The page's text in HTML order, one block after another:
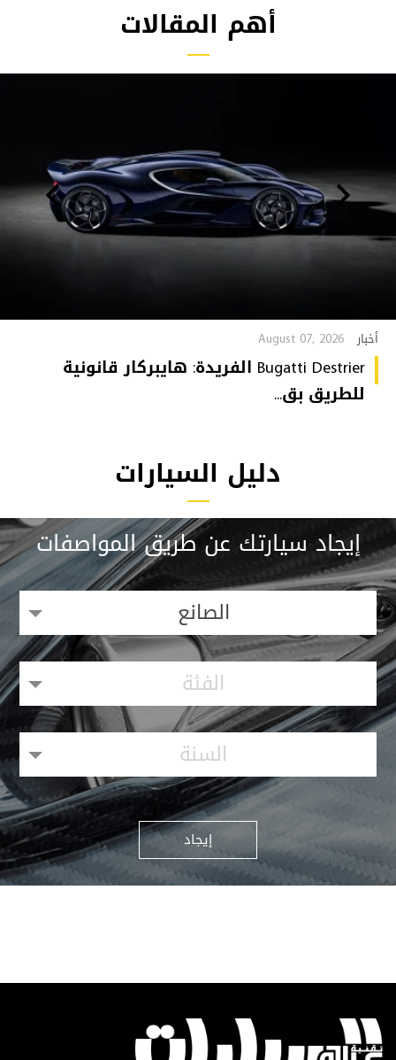
أهم المقالات
أخبار August 07, 2026
Bugatti Destrier الفريدة: هايبركار قانونية
للطريق بق...
دليل السيارات
إيجاد سيارتك عن طريق المواصفات
الصانع
الفئة
السنة
إيجاد